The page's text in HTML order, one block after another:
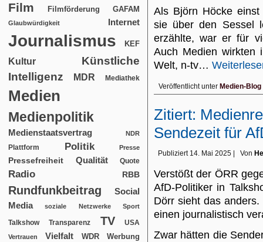
Film Filmförderung GAFAM
Glaubwürdigkeit Internet
Journalismus KEF
Kultur
Künstliche
Intelligenz
MDR Mediathek
Medien
Medienpolitik
Medienstaatsvertrag NDR
Plattform Politik Presse
Pressefreiheit Qualität Quote
Radio RBB
Rundfunkbeitrag
Social
Media
soziale Netzwerke Sport
Talkshow Transparenz TV USA
Vertrauen Vielfalt WDR Werbung
Als Björn Höcke
sie über den Sessel
erzählte, war er für
Auch Medien wirkten
Welt, n-tv…
Veröffentlicht unter Medien-Blog
Zitiert:
Sendezeit für
Publiziert 14. Mai 2025 Von
Verstößt der ÖRR
AfD-Politiker in
Dörr sieht das
einen journalistisch
Zwar hätten die